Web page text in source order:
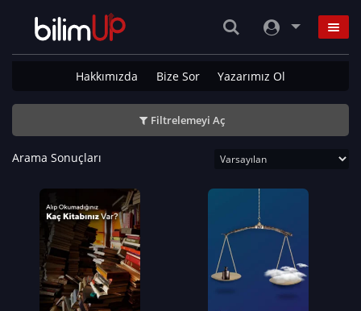
Hakkımızda Bize Sor Yazarımız Ol
Filtrelemeyi Aç
Arama Sonuçları